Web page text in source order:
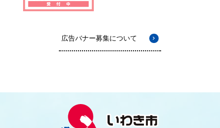
広告バナー募集について